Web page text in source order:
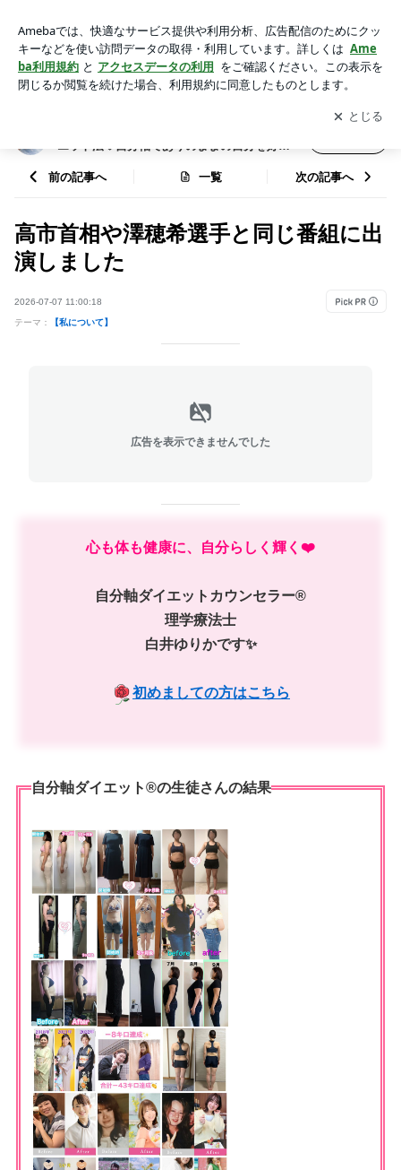
g】我慢は不要！食べて痩せるダイエット法♡自分軸でありの
ままの自分を好きになる
アプリをダウンロードして ブログの更新通知
を受け取りまし
ょう。
開く
エット法♡自分軸でありのままの自分を好き
前の記事へ 一覧 次の記事へ
高市首相や澤穂希選手と同じ番組に出
演しました
2026-07-07 11:00:18
テーマ： 【私について】
広告を表示できませんでした
心も体も健康に、自分らしく輝く❤️
自分軸ダイエットカウンセラー®︎
理学療法士
白井ゆりかです✨
初めましての方はこちら
自分軸ダイエット®️の生徒さんの結果